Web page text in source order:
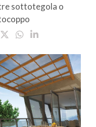
sottotegola o